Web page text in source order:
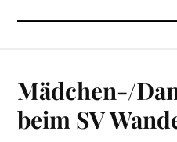
Mädchen-/
beim SV